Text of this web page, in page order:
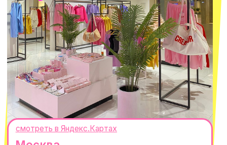
© 2021-2025 Macrocosm ®